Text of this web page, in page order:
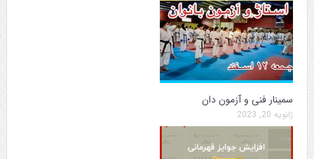
سمینار فنی و آزمون دان
ژانویه 20, 2023